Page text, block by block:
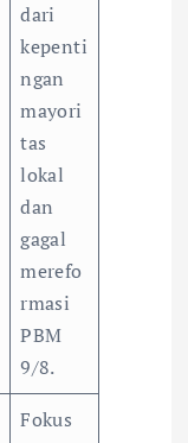
dari
kepenti
ngan
mayori
tas
lokal
dan
gagal
merefo
rmasi
PBM
9/8.
Fokus